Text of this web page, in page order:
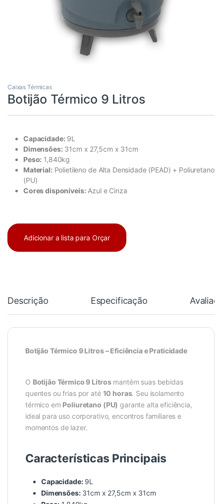
Caixas Térmicas
Botijão Térmico 9 Litros
Capacidade: 9L
Dimensões: 31cm x 27,5cm x 31cm
Peso: 1,840kg
Material: Polietileno de Alta Densidade (PEAD) + Poliuretano
(PU)
Cores disponíveis: Azul e Cinza
Adicionar a lista para Orçar
Descrição Especificação
Botijão Térmico 9 Litros – Eficiência e Praticidade
O Botijão Térmico 9 Litrosmantém suas bebidas
quentes ou frias por até 10 horas. Seu isolamento
térmico em Poliuretano (PU) garante alta eficiência,
ideal para uso corporativo, encontros familiares e
momentos de lazer.
Características Principais
Capacidade:9L
Dimensões:31cm x 27,5cm x 31cm